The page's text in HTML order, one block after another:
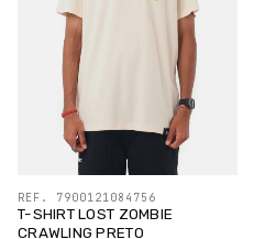
T-SHIRT LOST ZOMBIE
CRAWLING PRETO
REF. 7900121084756